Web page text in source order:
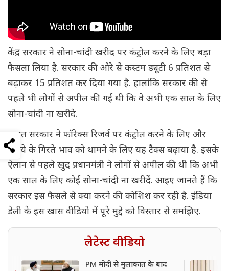
केंद्र सरकार ने सोना-चांदी खरीद पर कंट्रोल करने के लिए बड़ा
फैसला लिया है. सरकार की ओरे से कस्टम ड्यूटी 6 प्रतिशत से
बढ़ाकर 15 प्रतिशत कर दिया गया है. हालांकि सरकार की से
पहले भी लोगों से अपील की गई थी कि वे अभी एक साल के लिए
सोना-चांदी ना खरीदे.
भारत सरकार ने फॉरेक्स रिजर्व पर कंट्रोल करने के लिए और
रूपये के गिरते भाव को थामने के लिए यह टैक्स बढ़ाया है. इसके
ऐलान से पहले खुद प्रधानमंत्री ने लोगों से अपील की थी कि अभी
एक साल के लिए कोई सोना-चांदी ना खरीदें. आइए जानते हैं कि
सरकार इस फैसले से क्या करने की कोशिश कर रही है. इंडिया
डेली के इस खास वीडियो में पूरे मुद्दे को विस्तार से समझिए.
लेटेस्ट वीडियो
PM मोदी से मुलाकात के बाद